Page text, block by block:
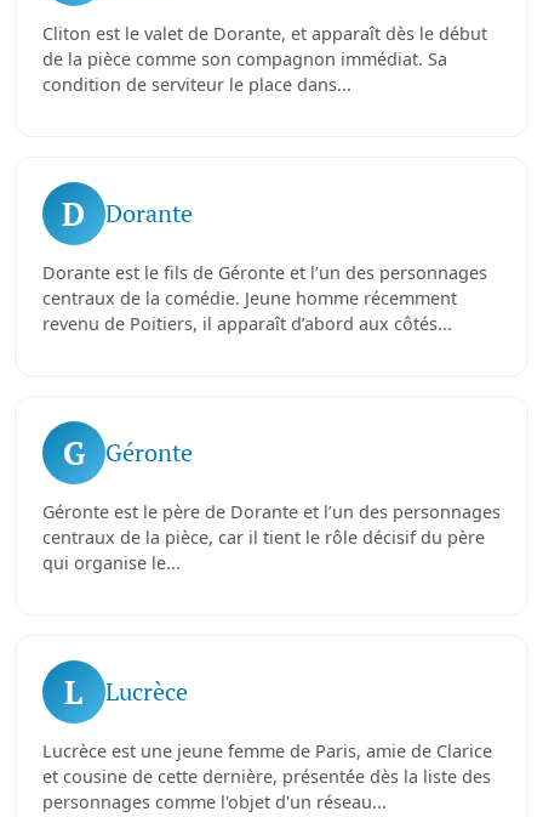
Cliton est le valet de Dorante, et apparaît dès le début
de la pièce comme son compagnon immédiat. Sa
condition de serviteur le place dans...
D Dorante
Dorante est le fils de Géronte et l’un des personnages
centraux de la comédie. Jeune homme récemment
revenu de Poitiers, il apparaît d’abord aux côtés...
G Géronte
Géronte est le père de Dorante et l’un des personnages
centraux de la pièce, car il tient le rôle décisif du père
qui organise le...
L Lucrèce
Lucrèce est une jeune femme de Paris, amie de Clarice
et cousine de cette dernière, présentée dès la liste des
personnages comme l'objet d'un réseau...